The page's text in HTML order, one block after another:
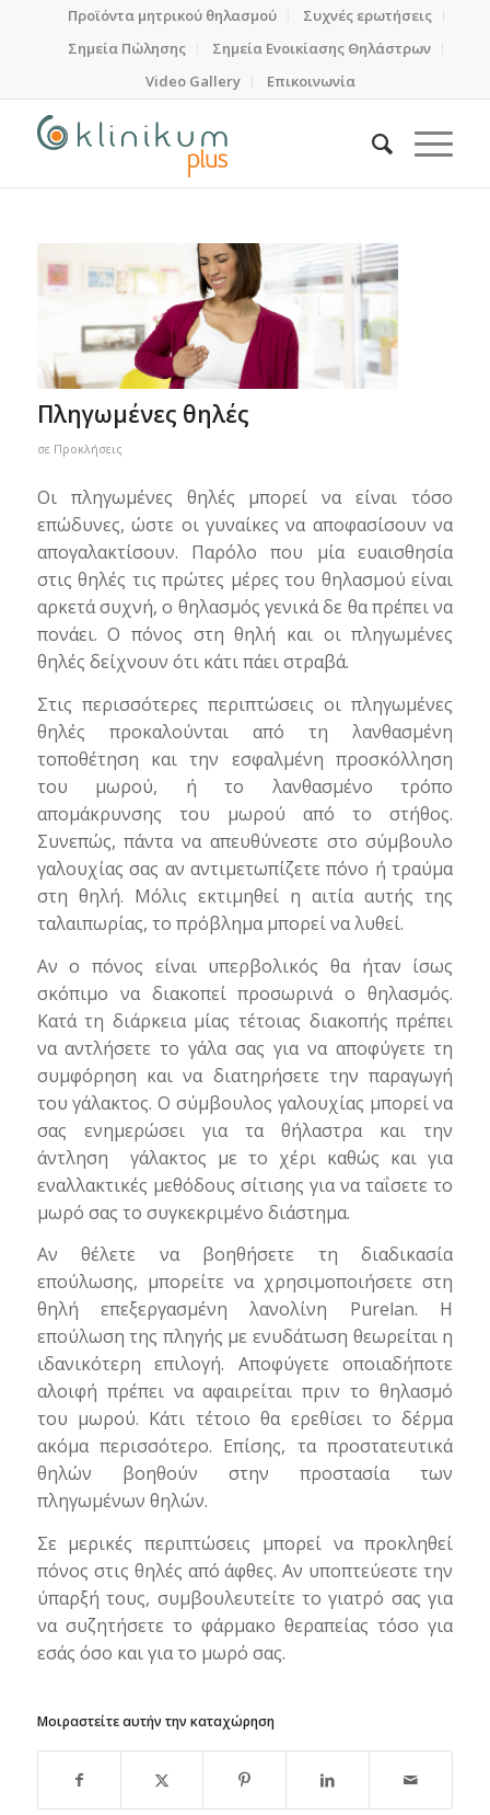
Προϊόντα μητρικού θηλασμού
Συχνές ερωτήσεις
Σημεία Πώλησης
Σημεία Ενοικίασης Θηλάστρων
Video Gallery
Επικοινωνία
Πληγωμένες θηλές
σε Προκλήσεις
Οι πληγωμένες θηλές μπορεί να είναι τόσο
επώδυνες, ώστε οι γυναίκες να αποφασίσουν να
απογαλακτίσουν. Παρόλο που μία ευαισθησία
στις θηλές τις πρώτες μέρες του θηλασμού είναι
αρκετά συχνή, ο θηλασμός γενικά δε θα πρέπει να
πονάει. Ο πόνος στη θηλή και οι πληγωμένες
θηλές δείχνουν ότι κάτι πάει στραβά.
Στις περισσότερες περιπτώσεις οι πληγωμένες
θηλές προκαλούνται από τη λανθασμένη
τοποθέτηση και την εσφαλμένη προσκόλληση
του μωρού, ή το λανθασμένο τρόπο
απομάκρυνσης του μωρού από το στήθος.
Συνεπώς, πάντα να απευθύνεστε στο σύμβουλο
γαλουχίας σας αν αντιμετωπίζετε πόνο ή τραύμα
στη θηλή. Μόλις εκτιμηθεί η αιτία αυτής της
ταλαιπωρίας, το πρόβλημα μπορεί να λυθεί.
Αν ο πόνος είναι υπερβολικός θα ήταν ίσως
σκόπιμο να διακοπεί προσωρινά ο θηλασμός.
Κατά τη διάρκεια μίας τέτοιας διακοπής πρέπει
να αντλήσετε το γάλα σας για να αποφύγετε τη
συμφόρηση και να διατηρήσετε την παραγωγή
του γάλακτος. Ο σύμβουλος γαλουχίας μπορεί να
σας ενημερώσει για τα θήλαστρα και την
άντληση γάλακτος με το χέρι καθώς και για
εναλλακτικές μεθόδους σίτισης για να ταΐσετε το
μωρό σας το συγκεκριμένο διάστημα.
Αν θέλετε να βοηθήσετε τη διαδικασία
επούλωσης, μπορείτε να χρησιμοποιήσετε στη
θηλή επεξεργασμένη λανολίνη Purelan. Η
επούλωση της πληγής με ενυδάτωση θεωρείται η
ιδανικότερη επιλογή. Αποφύγετε οποιαδήποτε
αλοιφή πρέπει να αφαιρείται πριν το θηλασμό
του μωρού. Κάτι τέτοιο θα ερεθίσει το δέρμα
ακόμα περισσότερο. Επίσης, τα προστατευτικά
θηλών βοηθούν στην προστασία των
πληγωμένων θηλών.
Σε μερικές περιπτώσεις μπορεί να προκληθεί
πόνος στις θηλές από άφθες. Αν υποπτεύεστε την
ύπαρξή τους, συμβουλευτείτε το γιατρό σας για
να συζητήσετε το φάρμακο θεραπείας τόσο για
εσάς όσο και για το μωρό σας.
Μοιραστείτε αυτήν την καταχώρηση